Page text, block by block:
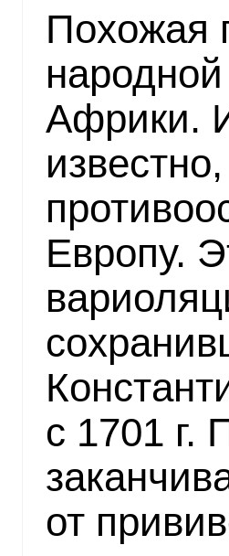
Похожая
Африки.
Европу.
с 1701 г.
от